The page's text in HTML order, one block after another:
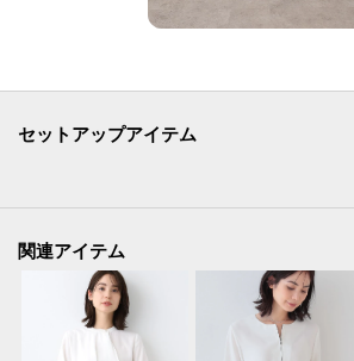
兼ね備えた素材になっております。
【仕様】
・裏地なし
■気になるアイテムは『お気に入り登録』がおすす
[お気に入り登録とは？]
オンラインサイトの各アイテムにある「ハートマー
セットアップアイテム
関連アイテム